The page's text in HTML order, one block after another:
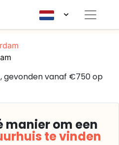
gevonden vanaf €750 op
manier om een
te vinden